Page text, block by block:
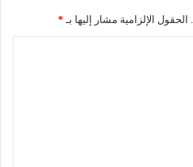
الحقول الإلزامية مشار إليها بـ *